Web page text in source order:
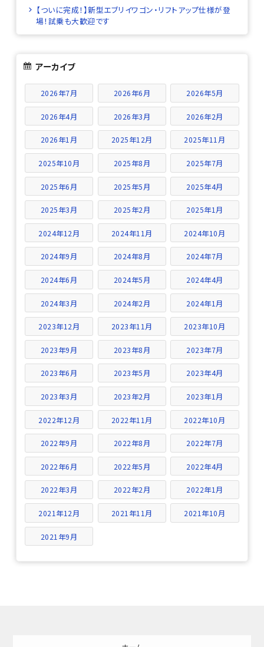
【ついに完成！】新型エブリイワゴン・リフトアップ仕様が登
場！試乗も大歓迎です
アーカイブ
2026年7月 2026年6月 2026年5月
2026年4月 2026年3月 2026年2月
2026年1月 2025年12月 2025年11月
2025年10月 2025年8月 2025年7月
2025年6月 2025年5月 2025年4月
2025年3月 2025年2月 2025年1月
2024年12月 2024年11月 2024年10月
2024年9月 2024年8月 2024年7月
2024年6月 2024年5月 2024年4月
2024年3月 2024年2月 2024年1月
2023年12月 2023年11月 2023年10月
2023年9月 2023年8月 2023年7月
2023年6月 2023年5月 2023年4月
2023年3月 2023年2月 2023年1月
2022年12月 2022年11月 2022年10月
2022年9月 2022年8月 2022年7月
2022年6月 2022年5月 2022年4月
2022年3月 2022年2月 2022年1月
2021年12月 2021年11月 2021年10月
2021年9月